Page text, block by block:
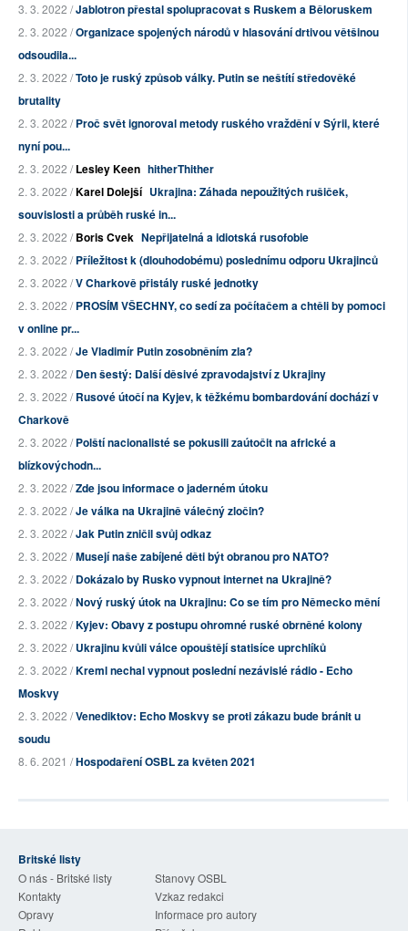
3. 3. 2022 /Jablotron přestal spolupracovat s Ruskem a Běloruskem
2. 3. 2022 /Organizace spojených národů v hlasování drtivou většinou
odsoudila...
2. 3. 2022 /Toto je ruský způsob války. Putin se neštítí středověké
brutality
2. 3. 2022 /Proč svět ignoroval metody ruského vraždění v Sýrii, které
nyní pou...
2. 3. 2022 /Lesley Keen hitherThither
2. 3. 2022 /Karel Dolejší Ukrajina: Záhada nepoužitých rušiček,
souvislosti a průběh ruské in...
2. 3. 2022 /Boris Cvek Nepřijatelná a idiotská rusofobie
2. 3. 2022 /Příležitost k (dlouhodobému) poslednímu odporu Ukrajinců
2. 3. 2022 /V Charkově přistály ruské jednotky
2. 3. 2022 /PROSÍM VŠECHNY, co sedí za počítačem a chtěli by pomoci
v online pr...
2. 3. 2022 /Je Vladimír Putin zosobněním zla?
2. 3. 2022 /Den šestý: Další děsivé zpravodajství z Ukrajiny
2. 3. 2022 /Rusové útočí na Kyjev, k těžkému bombardování dochází v
Charkově
2. 3. 2022 /Polští nacionalisté se pokusili zaútočit na africké a
blízkovýchodn...
2. 3. 2022 /Zde jsou informace o jaderném útoku
2. 3. 2022 /Je válka na Ukrajině válečný zločin?
2. 3. 2022 /Jak Putin zničil svůj odkaz
2. 3. 2022 /Musejí naše zabíjené děti být obranou pro NATO?
2. 3. 2022 /Dokázalo by Rusko vypnout internet na Ukrajině?
2. 3. 2022 /Nový ruský útok na Ukrajinu: Co se tím pro Německo mění
2. 3. 2022 /Kyjev: Obavy z postupu ohromné ruské obrněné kolony
2. 3. 2022 /Ukrajinu kvůli válce opouštějí statisíce uprchlíků
2. 3. 2022 /Kreml nechal vypnout poslední nezávislé rádio - Echo
Moskvy
2. 3. 2022 /Venediktov: Echo Moskvy se proti zákazu bude bránit u
soudu
8. 6. 2021 /Hospodaření OSBL za květen 2021
Britské listy
O nás - Britské listy
Stanovy OSBL
Kontakty
Vzkaz redakci
Opravy
Informace pro autory